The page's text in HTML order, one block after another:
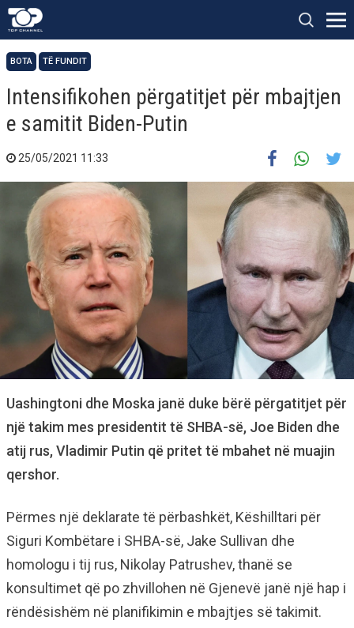
BOTA TË FUNDIT
Intensifikohen përgatitjet për mbajtjen
e samitit Biden-Putin
25/05/2021 11:33
Uashingtoni dhe Moska janë duke bërë përgatitjet për
një takim mes presidentit të SHBA-së, Joe Biden dhe
atij rus, Vladimir Putin që pritet të mbahet në muajin
qershor.
Përmes një deklarate të përbashkët, Këshilltari për
Siguri Kombëtare i SHBA-së, Jake Sullivan dhe
homologu i tij rus, Nikolay Patrushev, thanë se
konsultimet që po zhvillohen në Gjenevë janë një hap i
rëndësishëm në planifikimin e mbajtjes së takimit.